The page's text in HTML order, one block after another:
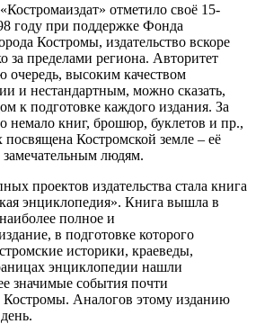
отметило своё 15-
году при поддержке Фонда
Костромы, издательство вскоре
за пределами региона. Авторитет
очередь, высоким качеством
и нестандартным, можно сказать,
к подготовке каждого издания. За
немало книг, брошюр, буклетов и пр.,
посвящена Костромской земле – её
замечательным людям.
проектов издательства стала книга
энциклопедия». Книга вышла в
полное и
в подготовке которого
историки, краеведы,
энциклопедии нашли
значимые события почти
Костромы. Аналогов этому изданию